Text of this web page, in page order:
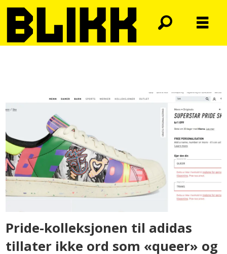
adidas
Pride-kolleksjonen til adidas
tillater ikke ord som «queer» og